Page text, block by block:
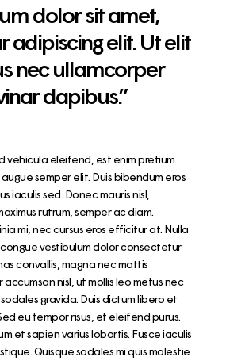
dolor sit amet,
adipiscing elit. Ut elit
nec ullamcorper
dapibus.”
vehicula eleifend, est enim pretium
semper elit. Duis bibendum eros
iaculis sed. Donec mauris nisl,
rutrum, semper ac diam.
mi, nec cursus eros efficitur at. Nulla
congue vestibulum dolor consectetur
convallis, magna nec mattis
nisl, ut mollis leo metus nec
gravida. Duis dictum libero et
eu tempor risus, et eleifend purus.
et sapien varius lobortis. Fusce iaculis
Quisque sodales mi quis molestie